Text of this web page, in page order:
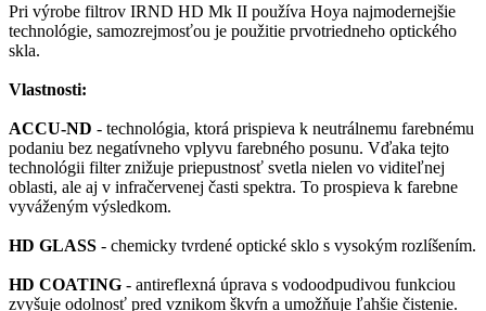
Pri výrobe filtrov IRND HD Mk II používa Hoya najmodernejšie
technológie, samozrejmosťou je použitie prvotriedneho optického
skla.
Vlastnosti:
ACCU-ND - technológia, ktorá prispieva k neutrálnemu farebnému
podaniu bez negatívneho vplyvu farebného posunu. Vďaka tejto
technológii filter znižuje priepustnosť svetla nielen vo viditeľnej
oblasti, ale aj v infračervenej časti spektra. To prospieva k farebne
vyváženým výsledkom.
HD GLASS - chemicky tvrdené optické sklo s vysokým rozlíšením.
HD COATING - antireflexná úprava s vodoodpudivou funkciou
zvyšuje odolnosť pred vznikom škvŕn a umožňuje ľahšie čistenie.